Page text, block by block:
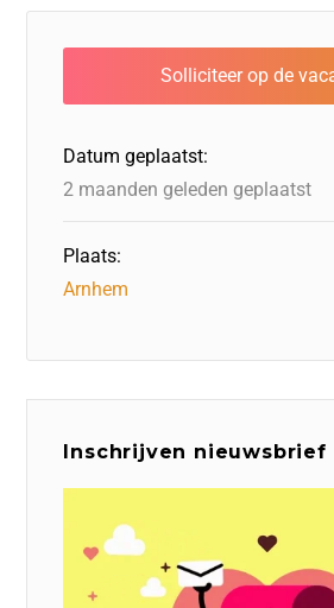
e
b
o
o
k
e
dI
n
er o
d
o
a
d
s
s
A
p
Datum geplaatst:
2 maanden geleden geplaatst
Plaats:
Arnhem
Inschrijven nieuwsbrief